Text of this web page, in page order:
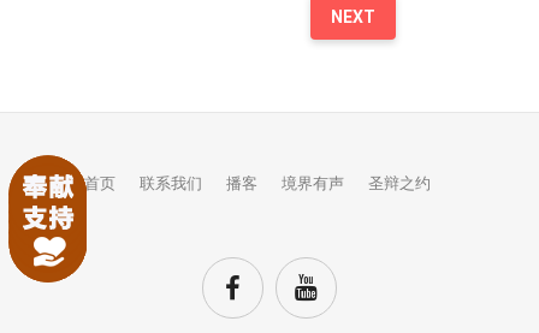
NEXT
首页 联系我们 播客 境界有声 圣辩之约